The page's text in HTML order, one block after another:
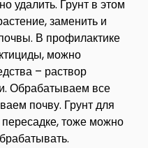
удалить. Грунт в этом
заменить и
В профилактике
можно
– раствор
Обрабатываем все
почву. Грунт для
тоже можно